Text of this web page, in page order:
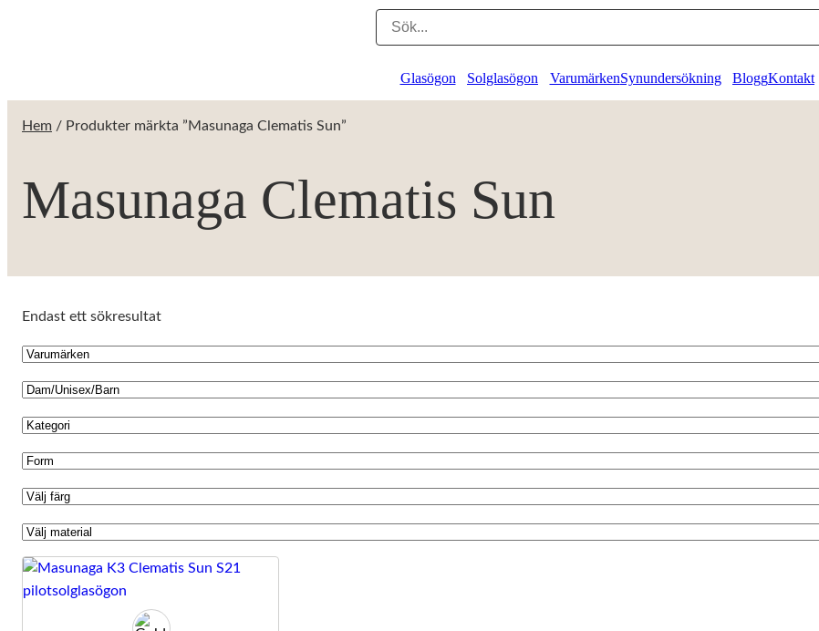
Glasögon Solglasögon VarumärkenSynundersökning BloggKontakt
Hem / Produkter märkta ”Masunaga Clematis Sun”
Masunaga Clematis Sun
Endast ett sökresultat